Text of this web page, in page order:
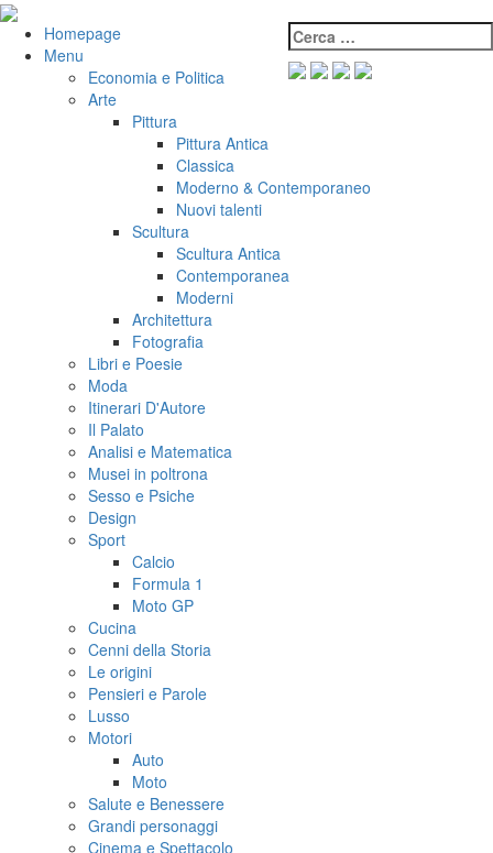
Salta
contenuto
VeniVidiVici Cerca:
Homepage
Menu
Economia e Politica
Arte
Pittura
Pittura Antica
Classica
Moderno & Contemporaneo
Nuovi talenti
Scultura
Scultura Antica
Contemporanea
Moderni
Architettura
Fotografia
Libri e Poesie
Moda
Itinerari D'Autore
Il Palato
Analisi e Matematica
Musei in poltrona
Sesso e Psiche
Design
Sport
Calcio
Formula 1
Moto GP
Cucina
Cenni della Storia
Le origini
Pensieri e Parole
Lusso
Motori
Auto
Moto
Salute e Benessere
Grandi personaggi
Cinema e Spettacolo